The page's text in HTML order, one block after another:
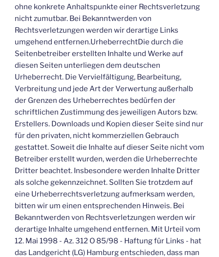
ohne konkrete Anhaltspunkte einer Rechtsverletzung
nicht zumutbar. Bei Bekanntwerden von
Rechtsverletzungen werden wir derartige Links
umgehend entfernen.UrheberrechtDie durch die
Seitenbetreiber erstellten Inhalte und Werke auf
diesen Seiten unterliegen dem deutschen
Urheberrecht. Die Vervielfältigung, Bearbeitung,
Verbreitung und jede Art der Verwertung außerhalb
der Grenzen des Urheberrechtes bedürfen der
schriftlichen Zustimmung des jeweiligen Autors bzw.
Erstellers. Downloads und Kopien dieser Seite sind nur
für den privaten, nicht kommerziellen Gebrauch
gestattet. Soweit die Inhalte auf dieser Seite nicht vom
Betreiber erstellt wurden, werden die Urheberrechte
Dritter beachtet. Insbesondere werden Inhalte Dritter
als solche gekennzeichnet. Sollten Sie trotzdem auf
eine Urheberrechtsverletzung aufmerksam werden,
bitten wir um einen entsprechenden Hinweis. Bei
Bekanntwerden von Rechtsverletzungen werden wir
derartige Inhalte umgehend entfernen. Mit Urteil vom
12. Mai 1998 - Az. 312 O 85/98 - Haftung für Links - hat
das Landgericht (LG) Hamburg entschieden, dass man